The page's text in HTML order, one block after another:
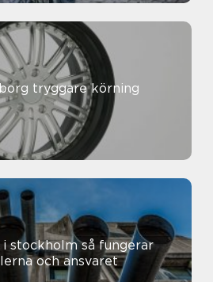
så fungerar
och ansvaret